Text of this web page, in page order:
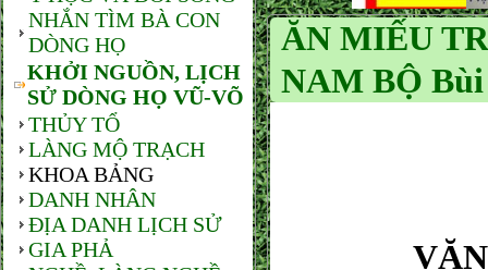
NHẮN TÌM BÀ CON
DÒNG HỌ
KHỞI NGUỒN, LỊCH
SỬ DÒNG HỌ VŨ-VÕ
THỦY TỔ
LÀNG MỘ TRẠCH
KHOA BẢNG
DANH NHÂN
ĐỊA DANH LỊCH SỬ
GIA PHẢ
ĂN MIẾU
NAM BỘ